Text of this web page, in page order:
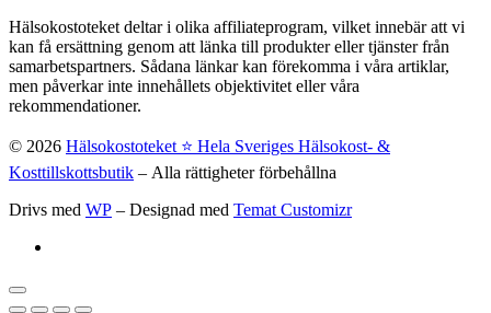
Hälsokostoteket deltar i olika affiliateprogram, vilket innebär att vi
kan få ersättning genom att länka till produkter eller tjänster från
samarbetspartners. Sådana länkar kan förekomma i våra artiklar,
men påverkar inte innehållets objektivitet eller våra
rekommendationer.
© 2026 Hälsokostoteket ⭐️ Hela Sveriges Hälsokost- &
Kosttillskottsbutik – Alla rättigheter förbehållna
Drivs med WP – Designad med Temat Customizr